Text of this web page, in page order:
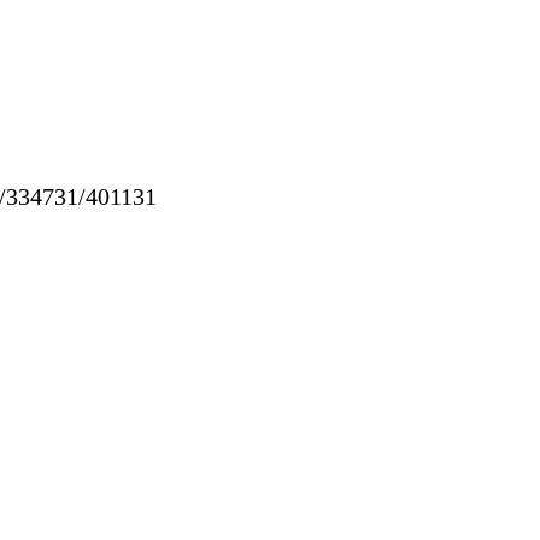
401131